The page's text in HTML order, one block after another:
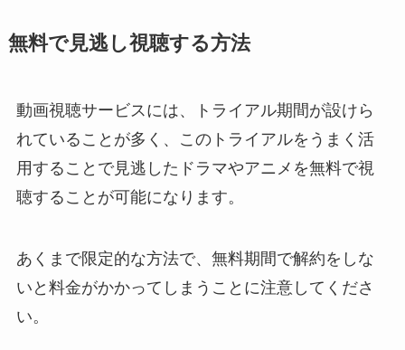
無料で見逃し視聴する方法
動画視聴サービスには、トライアル期間が設けら
れていることが多く、このトライアルをうまく活
用することで見逃したドラマやアニメを無料で視
聴することが可能になります。
あくまで限定的な方法で、無料期間で解約をしな
いと料金がかかってしまうことに注意してくださ
い。